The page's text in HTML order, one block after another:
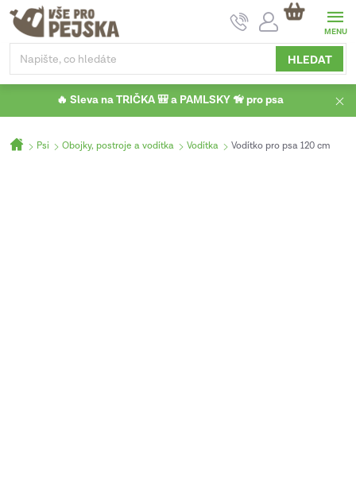
Přejít
obsah
HLEDAT
NÁKUPNÍ
KOŠÍK
🔥 Sleva na TRIČKA 🎒 a PAMLSKY 🦮 pro psa
Domů
Psi Obojky, postroje a vodítka Vodítka Vodítko pro psa 120 cm